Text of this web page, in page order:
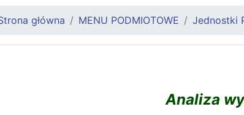
główna MENU PODMIOTOWE Jednostki
Analiza